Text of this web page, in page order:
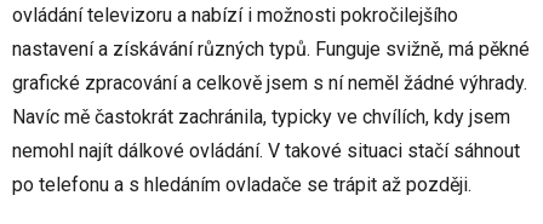
ovládání televizoru a nabízí i možnosti pokročilejšího
nastavení a získávání různých typů. Funguje svižně, má pěkné
grafické zpracování a celkově jsem s ní neměl žádné výhrady.
Navíc mě častokrát zachránila, typicky ve chvílích, kdy jsem
nemohl najít dálkové ovládání. V takové situaci stačí sáhnout
po telefonu a s hledáním ovladače se trápit až později.